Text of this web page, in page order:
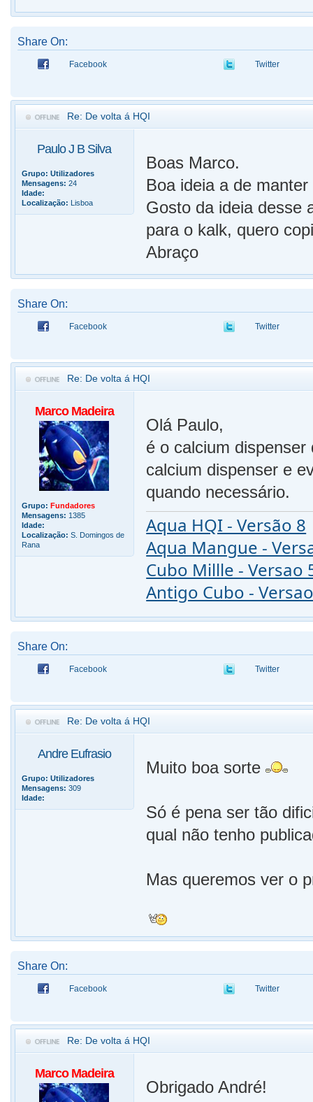
Share On:
Facebook Twitter
Re: De volta á HQI
Paulo J B Silva
Grupo: Utilizadores
Mensagens: 24
Idade:
Localização: Lisboa
Boas Marco.
Boa ideia a de
Gosto da ideia desse
para o kalk, quero
Abraço
Share On:
Facebook Twitter
Re: De volta á HQI
Marco Madeira
Grupo: Fundadores
Mensagens: 1385
Idade:
Localização: S. Domingos de
Rana
Olá Paulo,
é o calcium
calcium dispenser e
quando necessário.
Aqua HQI - Versão 8
Aqua Mangue -
Cubo Millle - Versao
Antigo Cubo -
Share On:
Facebook Twitter
Re: De volta á HQI
Andre Eufrasio
Grupo: Utilizadores
Mensagens: 309
Idade:
Muito boa sorte
Só é pena ser tão
qual não tenho
Mas queremos ver o
Share On:
Facebook Twitter
Re: De volta á HQI
Marco Madeira
Obrigado André!